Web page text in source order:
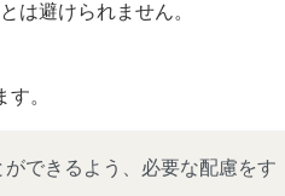
は避けられません。
。
できるよう、必要な配慮をす